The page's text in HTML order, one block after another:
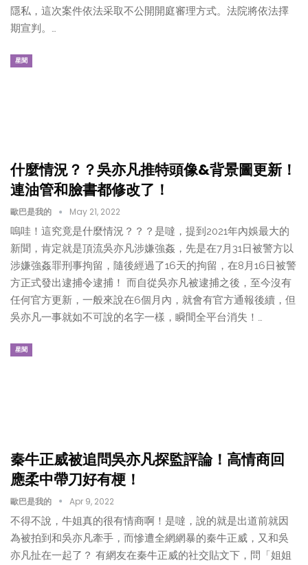
隱私，這次案件依法采取不公開開庭審理方式。法院將依法擇
期宣判。…
星聞
什麼情況？？吳亦凡推特頭像&背景圖更新！
連油管和臉書都修改了！
歐巴是我的 May 21, 2022
嗚哇！這究竟是什麼情況？？？是噠，提到2021年內娛最大的
新聞，肯定就是頂流吳亦凡涉嫌強姦，先是在7月31日被警方以
涉嫌強姦罪刑事拘留，隨後經過了16天的拘留，在8月16日被警
方正式發出逮捕令逮捕！ 而自從吳亦凡被逮捕之後，至今沒有
任何官方更新，一般來說在6個月內，就會有官方通報後續，但
吳亦凡一事就如不可說的名字一樣，瞬間全平台消失！…
星聞
秦牛正威被追問吳亦凡探監評論！高情商回
應柔中帶刀好有梗！
歐巴是我的 Apr 9, 2022
不得不說，牛姐真的很有情商啊！是噠，說的就是出道前就因
為被拍到和吳亦凡牽手，而慘遭全網網暴的秦牛正威，又和吳
亦凡扯在一起了？ 有網友在秦牛正威的社交貼文下，問「姐姐